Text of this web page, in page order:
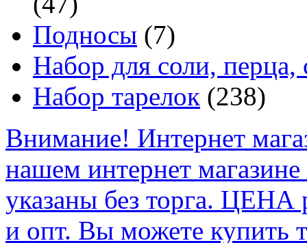
Подносы (7)
Набор для соли, перца,
Набор тарелок (238)
Внимание! Интернет
нашем интернет
указаны без торга.
и опт. Вы можете купить